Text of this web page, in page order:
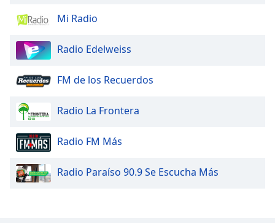
Mi Radio
Radio Edelweiss
FM de los Recuerdos
Radio La Frontera
Radio FM Más
Radio Paraíso 90.9 Se Escucha Más